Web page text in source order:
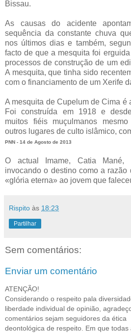
Bissau.
As causas do acidente
sequência da constante chuva
nos últimos dias e também,
facto de que a mesquita foi
processos de construção de um
A mesquita, que tinha sido
com o financiamento de um Xerife
A mesquita de Cupelum de Cima é
Foi construída em 1918 e
muitos fiéis muçulmanos
outros lugares de culto islâmico,
PNN - 14 de Agosto de 2013
O actual Imame, Catia Mané,
invocando o destino como a razão
«glória eterna» ao jovem que
Rispito às 18:23
Partilhar
Sem comentários:
Enviar um comentário
ATENÇÃO!
Considerando o respeito pala
liberdade individual de opinião,
comentários sejam seguidores da ética
deontológica de respeito. Em que todas